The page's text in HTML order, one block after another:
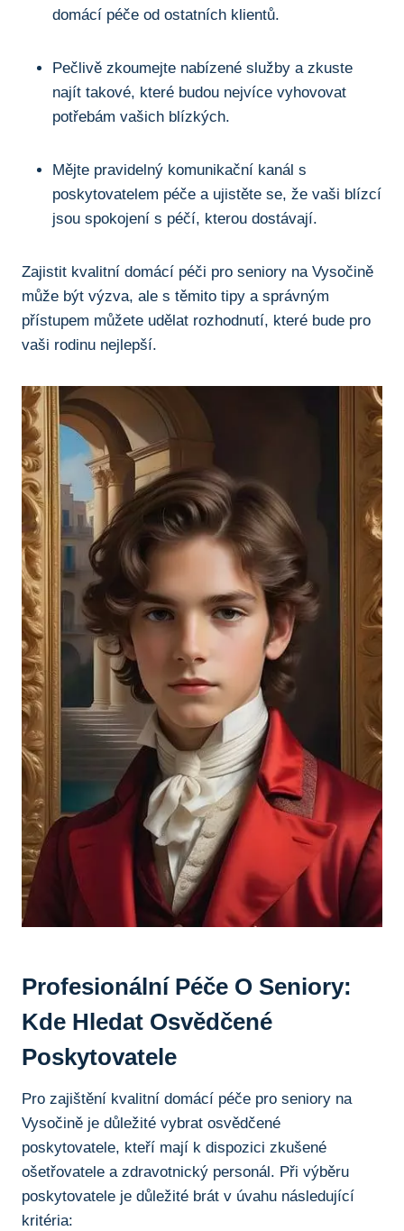
domácí péče od ostatních klientů.
Pečlivě zkoumejte nabízené služby a zkuste
najít takové, které budou nejvíce vyhovovat
potřebám vašich blízkých.
Mějte pravidelný komunikační kanál s
poskytovatelem péče a ujistěte se, že vaši blízcí
jsou spokojení s péčí, kterou dostávají.
Zajistit kvalitní domácí péči pro seniory na Vysočině
může být výzva, ale s těmito tipy a správným
přístupem můžete udělat rozhodnutí, které bude pro
vaši rodinu nejlepší.
Profesionální Péče O Seniory:
Kde Hledat Osvědčené
Poskytovatele
Pro zajištění kvalitní domácí péče pro seniory na
Vysočině je důležité vybrat osvědčené
poskytovatele, kteří mají k dispozici zkušené
ošetřovatele a zdravotnický personál. Při výběru
poskytovatele je důležité brát v úvahu následující
kritéria: